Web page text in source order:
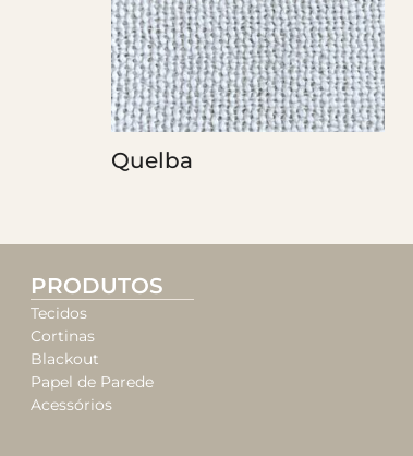
Quelba
PRODUTOS
Tecidos
Cortinas
Blackout
Papel de Parede
Acessórios